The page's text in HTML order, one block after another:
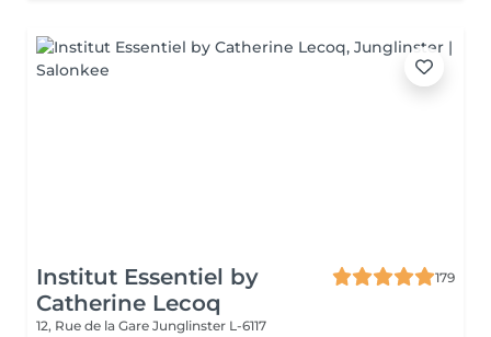
Institut Essentiel by
Catherine Lecoq
179
12, Rue de la Gare Junglinster L-6117